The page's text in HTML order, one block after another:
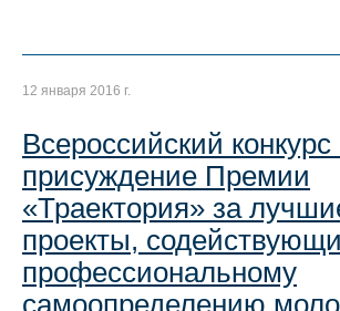
12 января 2016 г.
Всероссийский конкурс
присуждение Премии
«Траектория» за
проекты,
профессиональному